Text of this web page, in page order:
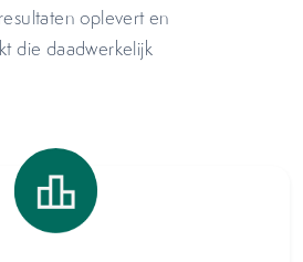
oplevert en
die daadwerkelijk